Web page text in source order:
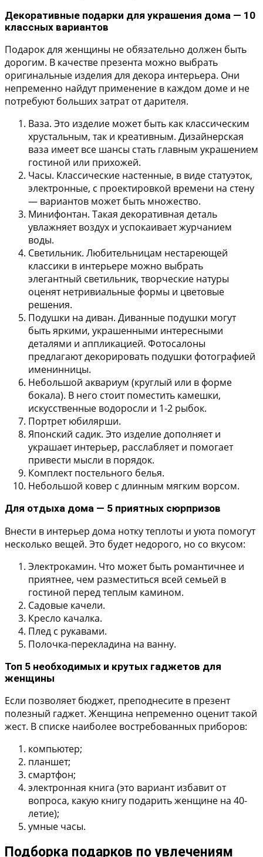
Декоративные подарки для украшения дома — 10
классных вариантов
Подарок для женщины не обязательно должен быть
дорогим. В качестве презента можно выбрать
оригинальные изделия для декора интерьера. Они
непременно найдут применение в каждом доме и не
потребуют больших затрат от дарителя.
Ваза. Это изделие может быть как классическим
хрустальным, так и креативным. Дизайнерская
ваза имеет все шансы стать главным украшением
гостиной или прихожей.
Часы. Классические настенные, в виде статуэток,
электронные, с проектировкой времени на стену
— вариантов может быть множество.
Минифонтан. Такая декоративная деталь
увлажняет воздух и успокаивает журчанием
воды.
Светильник. Любительницам нестареющей
классики в интерьере можно выбрать
элегантный светильник, творческие натуры
оценят нетривиальные формы и цветовые
решения.
Подушки на диван. Диванные подушки могут
быть яркими, украшенными интересными
деталями и аппликацией. Фотосалоны
предлагают декорировать подушки фотографией
именинницы.
Небольшой аквариум (круглый или в форме
бокала). В него стоит поместить камешки,
искусственные водоросли и 1-2 рыбок.
Портрет юбилярши.
Японский садик. Это изделие дополняет и
украшает интерьер, расслабляет и помогает
привести мысли в порядок.
Комплект постельного белья.
Небольшой ковер с длинным мягким ворсом.
Для отдыха дома — 5 приятных сюрпризов
Внести в интерьер дома нотку теплоты и уюта помогут
несколько вещей. Это будет недорого, но со вкусом:
Электрокамин. Что может быть романтичнее и
приятнее, чем разместиться всей семьей в
гостиной перед теплым камином.
Садовые качели.
Кресло качалка.
Плед с рукавами.
Полочка-перекладина на ванну.
Топ 5 необходимых и крутых гаджетов для
женщины
Если позволяет бюджет, преподнесите в презент
полезный гаджет. Женщина непременно оценит такой
жест. В списке наиболее востребованных приборов:
компьютер;
планшет;
смартфон;
электронная книга (это вариант избавит от
вопроса, какую книгу подарить женщине на 40-
летие);
умные часы.
Подборка подарков по увлечениям